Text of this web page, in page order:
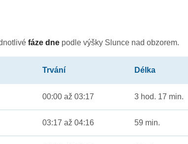
fáze dne podle výšky Slunce nad obzorem.
Trvání Délka
00:00 až 03:17 3 hod. 17 min.
03:17 až 04:16 59 min.